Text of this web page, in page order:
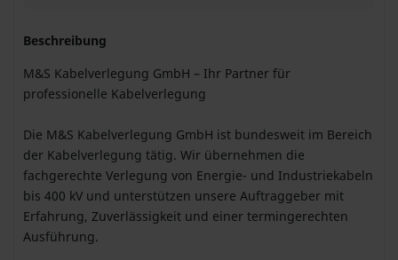
Beschreibung
M&S Kabelverlegung GmbH – Ihr Partner für
professionelle Kabelverlegung
Die M&S Kabelverlegung GmbH ist bundesweit im Bereich
der Kabelverlegung tätig. Wir übernehmen die
fachgerechte Verlegung von Energie- und Industriekabeln
bis 400 kV und unterstützen unsere Auftraggeber mit
Erfahrung, Zuverlässigkeit und einer termingerechten
Ausführung.